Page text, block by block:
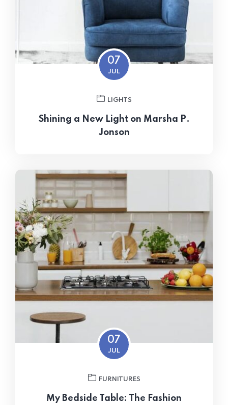
07
JUL
LIGHTS
Shining a New Light on Marsha P.
Jonson
07
JUL
FURNITURES
My Bedside Table: The Fashion